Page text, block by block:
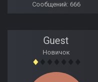
Сообщений: 666
Guest
Новичок